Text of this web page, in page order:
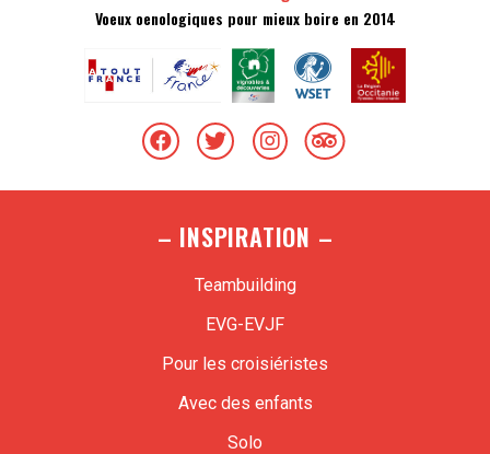
Voeux oenologiques pour mieux boire en 2014
– INSPIRATION –
Teambuilding
EVG-EVJF
Pour les croisiéristes
Avec des enfants
Solo